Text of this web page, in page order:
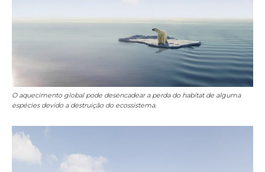
O aquecimento global pode desencadear a perda do habitat de alguma
espécies devido a destruição do ecossistema.